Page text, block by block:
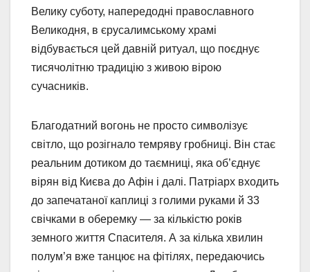
Велику суботу, напередодні православного
Великодня, в єрусалимському храмі
відбувається цей давній ритуал, що поєднує
тисячолітню традицію з живою вірою
сучасників.
Благодатний вогонь не просто символізує
світло, що розігнало темряву гробниці. Він стає
реальним дотиком до таємниці, яка об’єднує
вірян від Києва до Афін і далі. Патріарх входить
до запечатаної каплиці з голими руками й 33
свічками в оберемку — за кількістю років
земного життя Спасителя. А за кілька хвилин
полум’я вже танцює на фітілях, передаючись